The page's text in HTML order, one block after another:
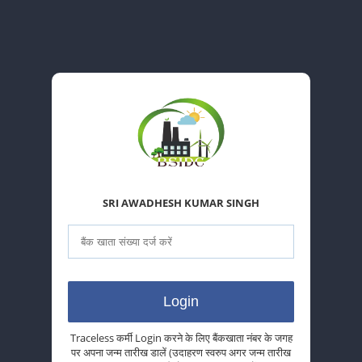
SRI AWADHESH KUMAR SINGH
Traceless कर्मी Login करने के लिए बैंकखाता नंबर के जगह
पर अपना जन्म तारीख डालें (उदाहरण स्वरुप अगर जन्म तारीख